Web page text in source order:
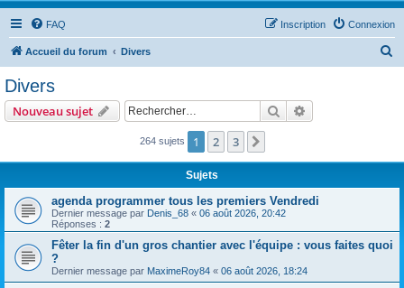
FAQ Connexion
Inscription
Accueil du forum Divers
Divers
Nouveau sujet Rechercher
264 sujets 1 2 3
Sujets
agenda programmer tous les premiers Vendredi
Dernier message par Denis_68 « 06 août 2026, 20:42
Réponses : 2
Fêter la fin d'un gros chantier avec l'équipe : vous faites quoi
?
Dernier message par MaximeRoy84 « 06 août 2026, 18:24